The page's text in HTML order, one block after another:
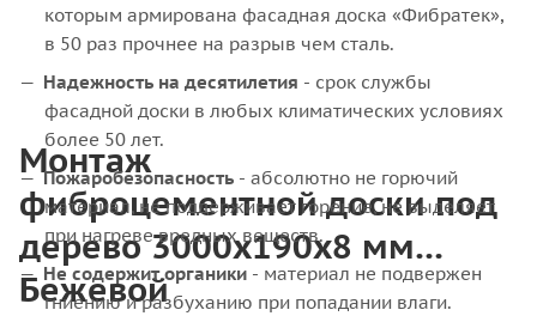
которым армирована фасадная доска «Фибратек»,
в 50 раз прочнее на разрыв чем сталь.
Надежность на десятилетия - срок службы
фасадной доски в любых климатических условиях
более 50 лет.
Пожаробезопасность - абсолютно не горючий
материал, не поддерживает горение, не выделяет
при нагреве вредных веществ.
Не содержит органики - материал не подвержен
гниению и разбуханию при попадании влаги.
Монтаж
фиброцементной доски под
дерево 3000x190x8 мм
Бежевой